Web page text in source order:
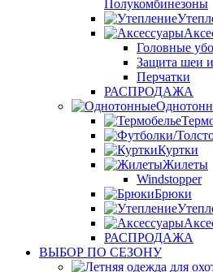
Полукомбинезоны
Головные
Защита шеи
Перчатки
РАСПРОДАЖА
Куртки
Жилеты
Windstopper
Брюки
РАСПРОДАЖА
ВЫБОР ПО СЕЗОНУ